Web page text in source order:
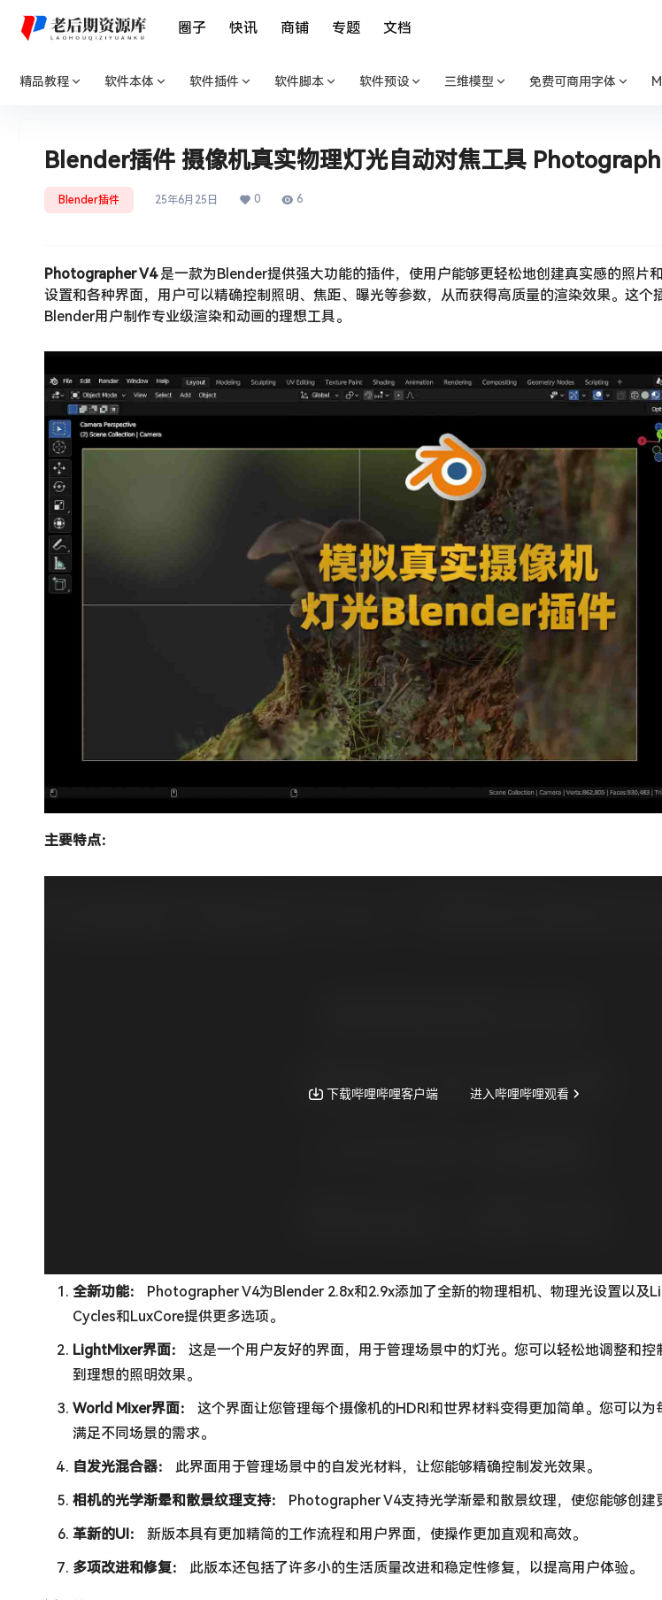
圈子 快讯 商铺 专题 文档
精品教程 软件本体 软件插件 软件脚本 软件预设 三维模型 免费可商用字体
Blender插件 摄像机真实物理灯光自动对焦工具
Blender插件 25年6月25日 0 6
Photographer V4是一款为Blender提供强大功能的插件，使用户能够更轻松地创建真实感的照片
设置和各种界面，用户可以精确控制照明、焦距、曝光等参数，从而获得高质量的渲染效果。这个
Blender用户制作专业级渲染和动画的理想工具。
主要特点：
全新功能：
Photographer V4为Blender 2.8x和2.9x添加了全新的物理相机、物理光设置以及
Cycles和LuxCore提供更多选项。
LightMixer界面：
这是一个用户友好的界面，用于管理场景中的灯光。您可以轻松地调整和
到理想的照明效果。
World Mixer界面：
这个界面让您管理每个摄像机的HDRI和世界材料变得更加简单。您可以
满足不同场景的需求。
自发光混合器：
此界面用于管理场景中的自发光材料，让您能够精确控制发光效果。
相机的光学渐晕和散景纹理支持：
Photographer V4支持光学渐晕和散景纹理，使您能够创建
革新的UI：
新版本具有更加精简的工作流程和用户界面，使操作更加直观和高效。
多项改进和修复：
此版本还包括了许多小的生活质量改进和稳定性修复，以提高用户体验。